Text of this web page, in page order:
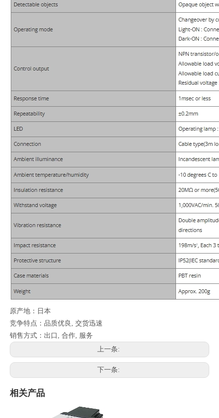
原产地：日本
竞争特点：品质优良, 交货迅速
销售方式：出口, 合作, 服务
上一条:
下一条:
相关产品